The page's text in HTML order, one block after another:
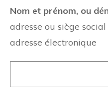
Nom et prénom, ou
adresse ou siège
adresse électronique